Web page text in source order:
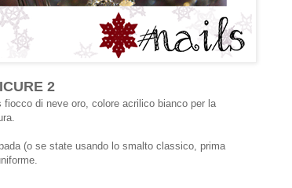
2
di neve oro, colore acrilico bianco per la
(o se state usando lo smalto classico, prima